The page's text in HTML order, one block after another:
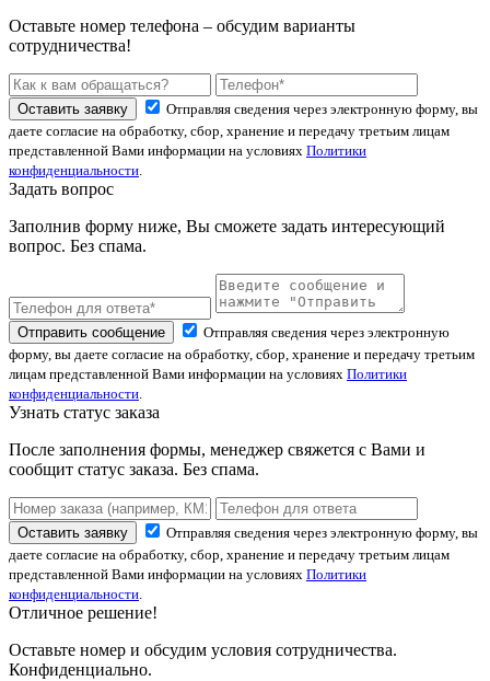
Оставьте номер телефона – обсудим варианты
сотрудничества!
Оставить заявку
Отправляя сведения через электронную форму, вы
даете согласие на обработку, сбор, хранение и передачу третьим лицам
представленной Вами информации на условиях Политики
конфиденциальности.
Задать вопрос
Заполнив форму ниже, Вы сможете задать интересующий
вопрос. Без спама.
Отправить сообщение
Отправляя сведения через электронную
форму, вы даете согласие на обработку, сбор, хранение и передачу третьим
лицам представленной Вами информации на условиях Политики
конфиденциальности.
Узнать статус заказа
После заполнения формы, менеджер свяжется с Вами и
сообщит статус заказа. Без спама.
Оставить заявку
Отправляя сведения через электронную форму, вы
даете согласие на обработку, сбор, хранение и передачу третьим лицам
представленной Вами информации на условиях Политики
конфиденциальности.
Отличное решение!
Оставьте номер и обсудим условия сотрудничества.
Конфиденциально.